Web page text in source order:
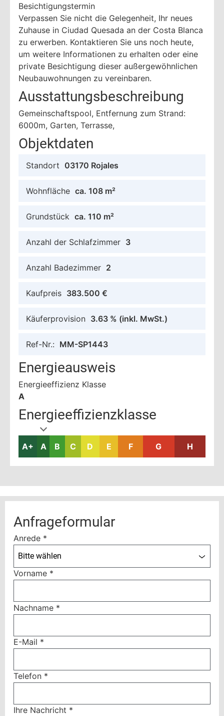
Besichtigungstermin
Verpassen Sie nicht die Gelegenheit, Ihr neues
Zuhause in Ciudad Quesada an der Costa Blanca
zu erwerben. Kontaktieren Sie uns noch heute,
um weitere Informationen zu erhalten oder eine
private Besichtigung dieser außergewöhnlichen
Neubauwohnungen zu vereinbaren.
Ausstattungsbeschreibung
Gemeinschaftspool, Entfernung zum Strand:
6000m, Garten, Terrasse,
Objektdaten
Standort 03170 Rojales
Wohnfläche ca. 108 m²
Grundstück ca. 110 m²
Anzahl der Schlafzimmer 3
Anzahl Badezimmer 2
Kaufpreis 383.500 €
Käuferprovision 3.63 % (inkl. MwSt.)
Ref-Nr.: MM-SP1443
Energieausweis
Energieeffizienz Klasse
A
Energieeffizienzklasse
A+ A B C D E F G H
Anfrageformular
Anrede *
Bitte wählen
Vorname *
Nachname *
E-Mail *
Telefon *
Ihre Nachricht *